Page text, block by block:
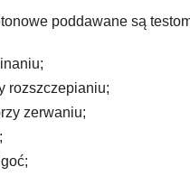
poddawane są
rozszczepianiu;
zerwaniu;